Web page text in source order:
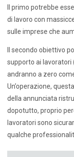
Il primo potrebbe
di lavoro con
sulle imprese che
Il secondo obiettivo
supporto ai lavoratori
andranno a zero
Un’operazione,
della annunciata
dopotutto, proprio
lavoratori sono
qualche